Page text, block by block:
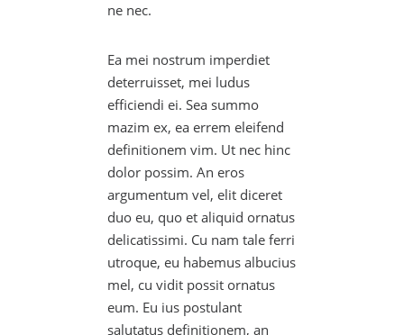
ne nec.
Ea mei nostrum imperdiet
deterruisset, mei ludus
efficiendi ei. Sea summo
mazim ex, ea errem eleifend
definitionem vim. Ut nec hinc
dolor possim. An eros
argumentum vel, elit diceret
duo eu, quo et aliquid ornatus
delicatissimi. Cu nam tale ferri
utroque, eu habemus albucius
mel, cu vidit possit ornatus
eum. Eu ius postulant
salutatus definitionem, an